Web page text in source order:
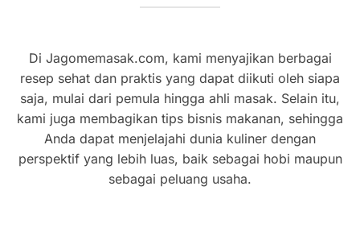
Di Jagomemasak.com, kami menyajikan berbagai
resep sehat dan praktis yang dapat diikuti oleh siapa
saja, mulai dari pemula hingga ahli masak. Selain itu,
kami juga membagikan tips bisnis makanan, sehingga
Anda dapat menjelajahi dunia kuliner dengan
perspektif yang lebih luas, baik sebagai hobi maupun
sebagai peluang usaha.